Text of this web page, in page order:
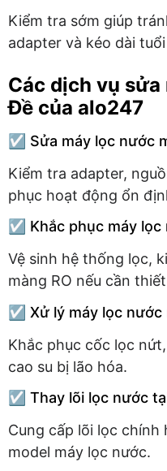
Kiểm tra sớm giúp
adapter và kéo dài
Các dịch vụ
Đề của alo247
☑️ Sửa máy lọc nước
Kiểm tra adapter,
phục hoạt động ổn
☑️ Khắc phục máy lọc
Vệ sinh hệ thống lọc,
màng RO nếu cần
☑️ Xử lý máy lọc nước
Khắc phục cốc lọc
cao su bị lão hóa.
☑️ Thay lõi lọc nước
Cung cấp lõi lọc
model máy lọc nước.